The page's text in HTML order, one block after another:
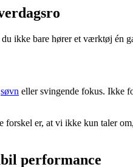
ikke bare hører et værktøj én
søvn eller svingende fokus. Ikke
er, at vi ikke kun taler
performance